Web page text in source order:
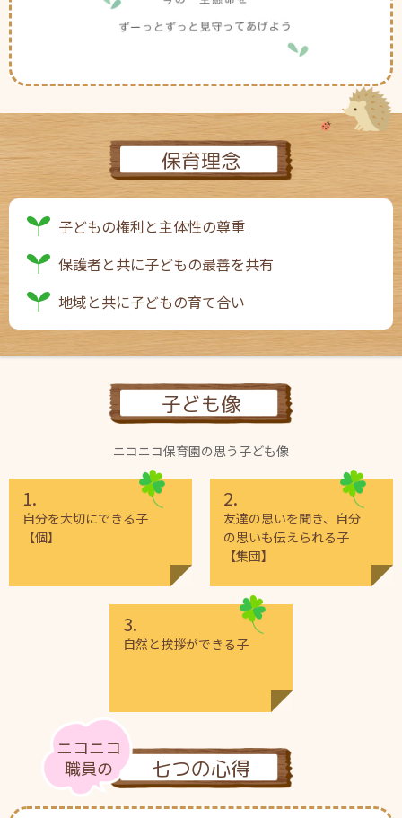
保育理念
子どもの権利と主体性の尊重
保護者と共に子どもの最善を共有
地域と共に子どもの育て合い
子ども像
ニコニコ保育園の思う子ども像
1.
自分を大切にできる子
【個】
2.
友達の思いを聞き、自分
の思いも伝えられる子
【集団】
3.
自然と挨拶ができる子
七つの心得
ニコニコ
職員の